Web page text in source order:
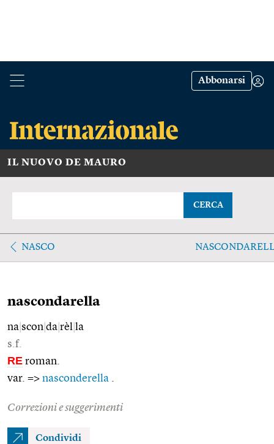
Abbonarsi
IL NUOVO DE MAURO
CERCA
NASCO
nascondarella
na scon da rèl la
s.f.
RE roman.
var. => nasconderella
Correzioni e suggerimenti
Condividi